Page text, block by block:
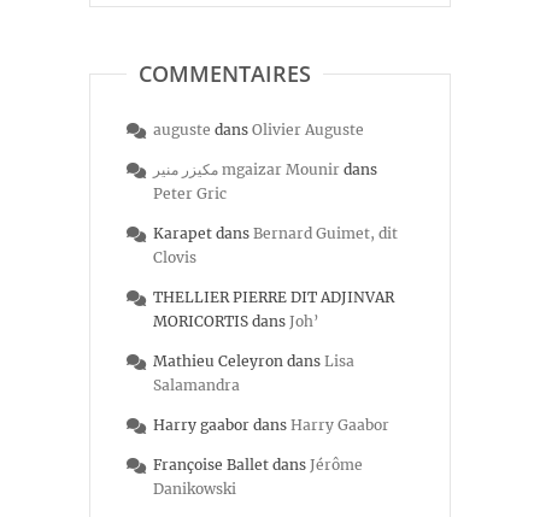
COMMENTAIRES
auguste dans Olivier Auguste
مكيزر منير mgaizar Mounir dans
Peter Gric
Karapet dans Bernard Guimet, dit
Clovis
THELLIER PIERRE DIT ADJINVAR
MORICORTIS dans Joh’
Mathieu Celeyron dans Lisa
Salamandra
Harry gaabor dans Harry Gaabor
Françoise Ballet dans Jérôme
Danikowski